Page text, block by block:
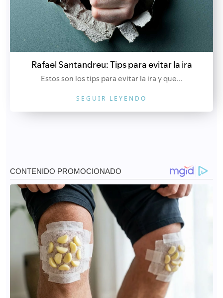
Rafael Santandreu: Tips para evitar la ira
Estos son los tips para evitar la ira y que...
SEGUIR LEYENDO